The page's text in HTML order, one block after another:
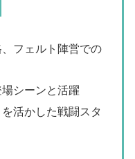
フェルト陣営での
シーンと活躍
活かした戦闘スタ